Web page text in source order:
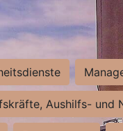
Aushilfs- und